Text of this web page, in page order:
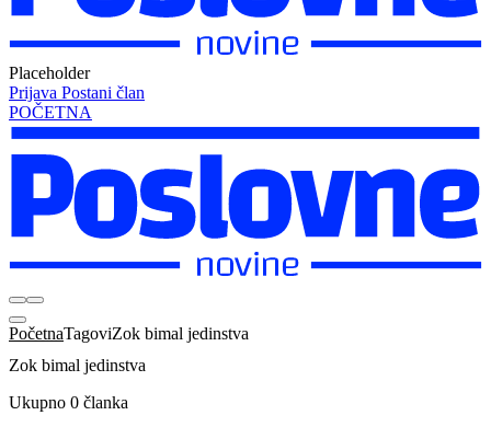
Placeholder
Prijava Postani član
POČETNA
PočetnaTagoviZok bimal jedinstva
Zok bimal jedinstva
Ukupno 0 članka